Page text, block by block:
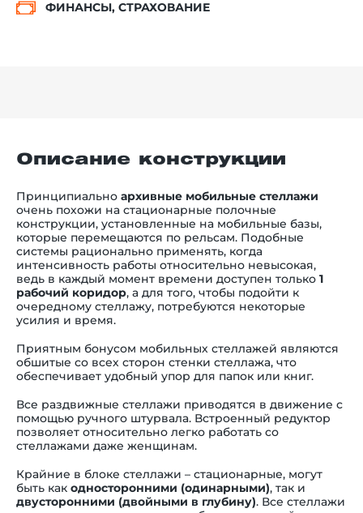
ФИНАНСЫ, СТРАХОВАНИЕ
Описание конструкции
Принципиально архивные мобильные стеллажи
очень похожи на стационарные полочные
конструкции, установленные на мобильные базы,
которые перемещаются по рельсам. Подобные
системы рационально применять, когда
интенсивность работы относительно невысокая,
ведь в каждый момент времени доступен только 1
рабочий коридор, а для того, чтобы подойти к
очередному стеллажу, потребуются некоторые
усилия и время.
Приятным бонусом мобильных стеллажей являются
обшитые со всех сторон стенки стеллажа, что
обеспечивает удобный упор для папок или книг.
Все раздвижные стеллажи приводятся в движение с
помощью ручного штурвала. Встроенный редуктор
позволяет относительно легко работать со
стеллажами даже женщинам.
Крайние в блоке стеллажи – стационарные, могут
быть как односторонними (одинарными), так и
двусторонними (двойными в глубину). Все стеллажи